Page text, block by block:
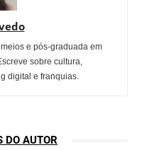
e pós-graduada em
sobre cultura,
digital e franquias.
DO AUTOR